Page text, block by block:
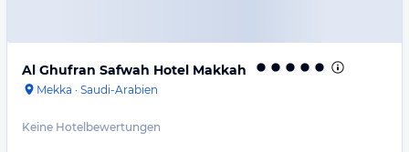
Al Ghufran Safwah Hotel Makkah
Mekka · Saudi-Arabien
Keine Hotelbewertungen